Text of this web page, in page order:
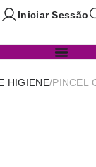
Iniciar Sessão
HIGIENE/PINCEL